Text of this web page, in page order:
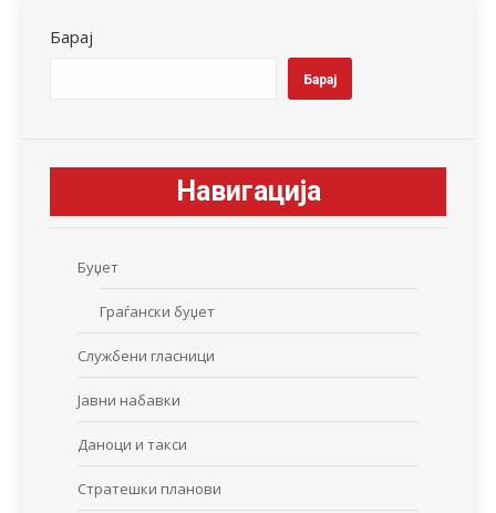
Барај
Барај
Навигација
Буџет
Граѓански буџет
Службени гласници
Јавни набавки
Даноци и такси
Стратешки планови